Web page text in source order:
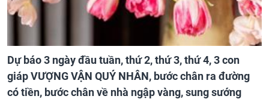
Dự báo 3 ngày đầu tuần, thứ 2, thứ 3, thứ 4, 3 con
giáp VƯỢNG VẬN QUÝ NHÂN, bước chân ra đường
có tiền, bước chân về nhà ngập vàng, sung sướng